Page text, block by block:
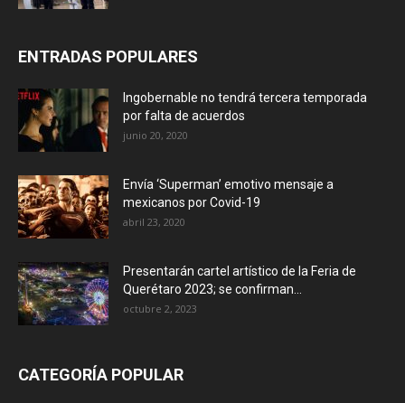
ENTRADAS POPULARES
Ingobernable no tendrá tercera temporada
por falta de acuerdos
junio 20, 2020
Envía ‘Superman’ emotivo mensaje a
mexicanos por Covid-19
abril 23, 2020
Presentarán cartel artístico de la Feria de
Querétaro 2023; se confirman...
octubre 2, 2023
CATEGORÍA POPULAR